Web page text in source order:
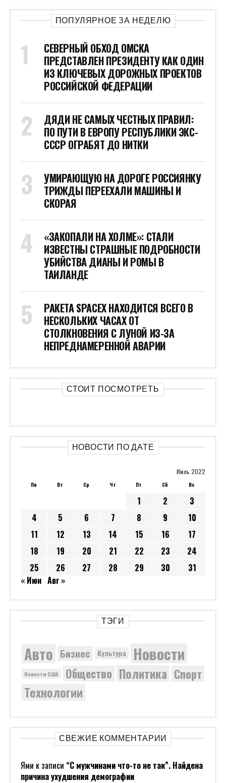
ПОПУЛЯРНОЕ ЗА НЕДЕЛЮ
СЕВЕРНЫЙ ОБХОД ОМСКА
ПРЕДСТАВЛЕН ПРЕЗИДЕНТУ КАК ОДИН
ИЗ КЛЮЧЕВЫХ ДОРОЖНЫХ ПРОЕКТОВ
РОССИЙСКОЙ ФЕДЕРАЦИИ
ДЯДИ НЕ САМЫХ ЧЕСТНЫХ ПРАВИЛ:
ПО ПУТИ В ЕВРОПУ РЕСПУБЛИКИ ЭКС-
СССР ОГРАБЯТ ДО НИТКИ
УМИРАЮЩУЮ НА ДОРОГЕ РОССИЯНКУ
ТРИЖДЫ ПЕРЕЕХАЛИ МАШИНЫ И
СКОРАЯ
«ЗАКОПАЛИ НА ХОЛМЕ»: СТАЛИ
ИЗВЕСТНЫ СТРАШНЫЕ ПОДРОБНОСТИ
УБИЙСТВА ДИАНЫ И РОМЫ В
ТАИЛАНДЕ
РАКЕТА SPACEX НАХОДИТСЯ ВСЕГО В
НЕСКОЛЬКИХ ЧАСАХ ОТ
СТОЛКНОВЕНИЯ С ЛУНОЙ ИЗ-ЗА
НЕПРЕДНАМЕРЕННОЙ АВАРИИ
СТОИТ ПОСМОТРЕТЬ
НОВОСТИ ПО ДАТЕ
Июль 2022
Пн Вт Ср Чт Пт Сб Вс
1 2
3
4
5 6 7 8 9
10
11
12 13 14 15 16
17
18
19 20 21 22 23
24
25
26 27 28 29 30
31
« Июн Авг »
ТЭГИ
Авто Бизнес Культура Новости
Новости США Общество Политика Спорт
Технологии
СВЕЖИЕ КОММЕНТАРИИ
Ями к записи “С мужчинами что-то не так”. Найдена
причина ухудшения демографии